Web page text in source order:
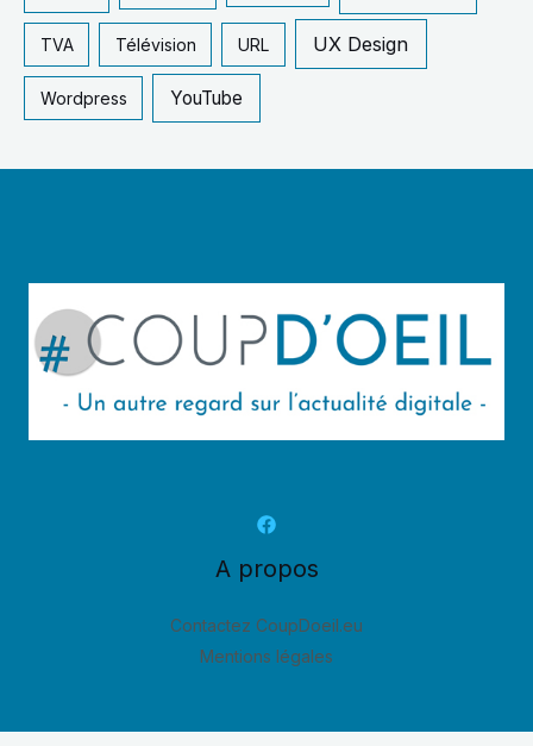
TVA Télévision URL UX Design
Wordpress YouTube
A propos
Contactez CoupDoeil.eu
Mentions légales